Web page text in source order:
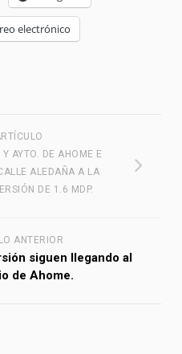
electrónico
AYTO. DE AHOME E
ALEDAÑA A LA
DE 1.6 MDP.
ANTERIOR
siguen llegando al
de Ahome.